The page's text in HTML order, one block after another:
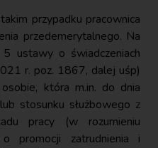
przypadku pracownica
przedemerytalnego. Na
o świadczeniach
r. poz. 1867, dalej uśp)
która m.in. do dnia
stosunku służbowego z
pracy (w rozumieniu
promocji zatrudnienia i